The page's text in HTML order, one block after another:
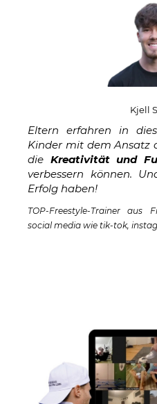
Kjell
Eltern erfahren in
Kinder mit dem Ansatz
die Kreativität und
verbessern können.
Erfolg haben!
TOP-Freestyle-Trainer
social media wie tik-tok,